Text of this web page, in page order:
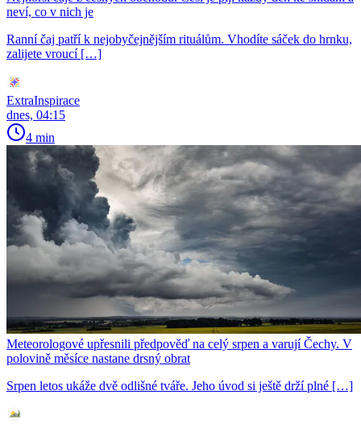
neví, co v nich je
Ranní čaj patří k nejobyčejnějším rituálům. Vhodíte sáček do hrnku,
zalijete vroucí […]
ExtraInspirace
dnes, 04:15
4 min
Meteorologové upřesnili předpověď na celý srpen a varují Čechy. V
polovině měsíce nastane drsný obrat
Srpen letos ukáže dvě odlišné tváře. Jeho úvod si ještě drží plné […]